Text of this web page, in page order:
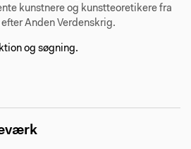
kunstnere og kunstteoretikere fra
Anden Verdenskrig.
og søgning.